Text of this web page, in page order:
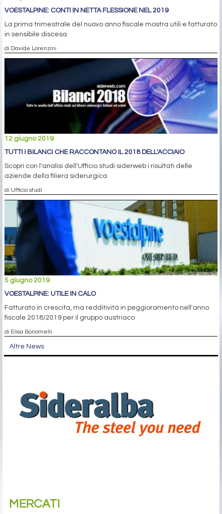
VOESTALPINE: CONTI IN NETTA FLESSIONE NEL 2019
La prima trimestrale del nuovo anno fiscale mostra utili e fatturato
in sensibile discesa
di Davide Lorenzini
12 giugno 2019
TUTTI I BILANCI CHE RACCONTANO IL 2018 DELL'ACCIAIO
Scopri con l'analisi dell'Ufficio studi siderweb i risultati delle
aziende della filiera siderurgica
di Ufficio studi
5 giugno 2019
VOESTALPINE: UTILE IN CALO
Fatturato in crescita, ma redditività in peggioramento nell'anno
fiscale 2018/2019 per il gruppo austriaco
di Elisa Bonomelli
Altre News
MERCATI